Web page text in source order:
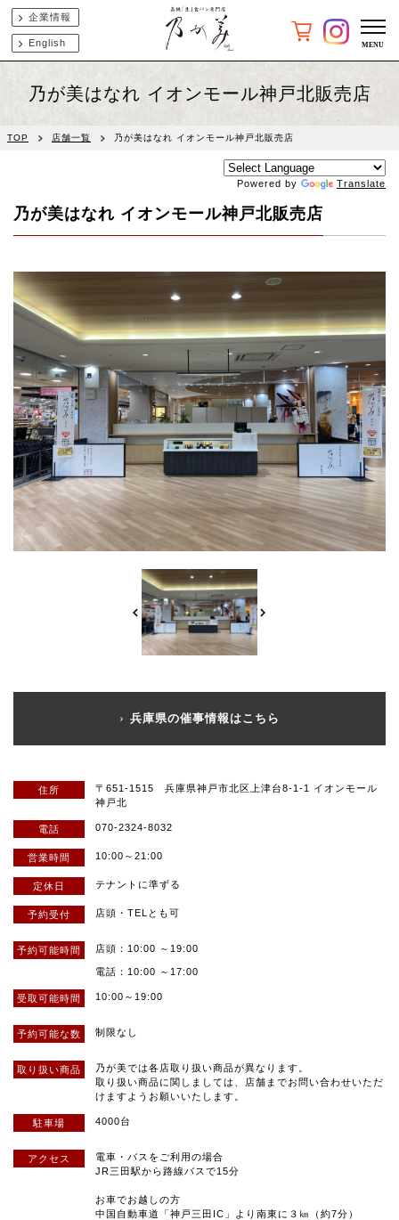
企業情報
English
乃が美はなれ イオンモール神戸北販売店
TOP 店舗一覧 乃が美はなれ イオンモール神戸北販売店
Powered by Translate
乃が美はなれ イオンモール神戸北販売店
兵庫県の催事情報はこちら
住所
〒651-1515 兵庫県神戸市北区上津台8-1-1 イオンモール
神戸北
電話 070-2324-8032
営業時間 10:00～21:00
定休日 テナントに準ずる
予約受付 店頭・TELとも可
予約可能時間 店頭：10:00 ～19:00
電話：10:00 ～17:00
受取可能時間 10:00～19:00
予約可能な数 制限なし
取り扱い商品
乃が美では各店取り扱い商品が異なります。
取り扱い商品に関しましては、店舗までお問い合わせいただ
けますようお願いいたします。
駐車場 4000台
アクセス
電車・バスをご利用の場合
JR三田駅から路線バスで15分
お車でお越しの方
中国自動車道「神戸三田IC」より南東に３㎞（約7分）